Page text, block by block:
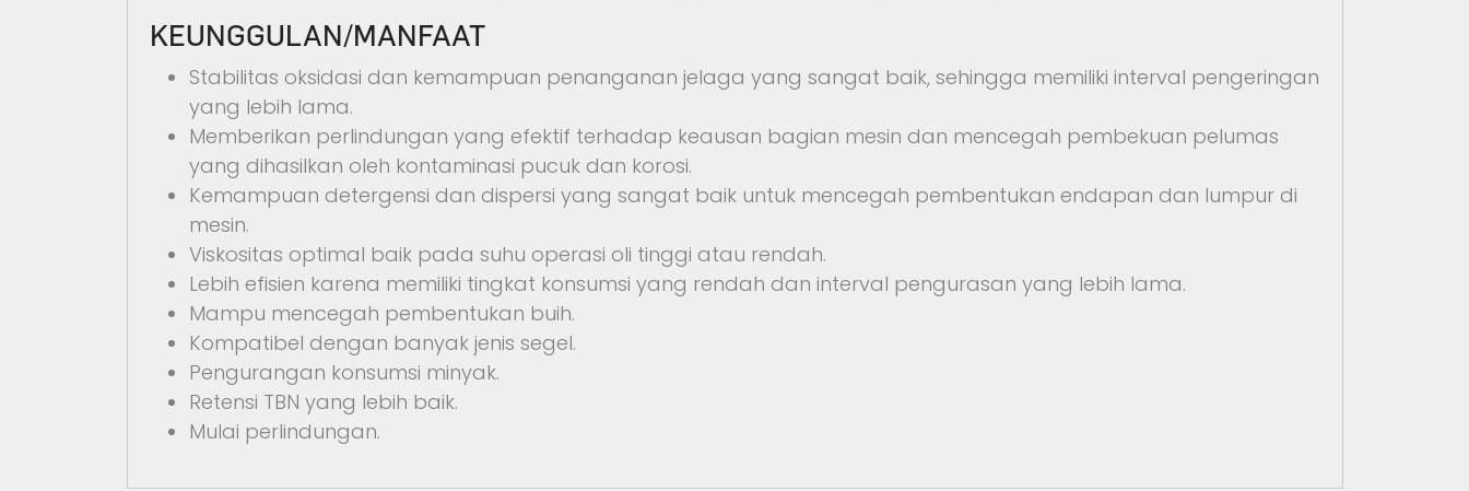
KEUNGGULAN/MANFAAT
Stabilitas oksidasi dan kemampuan penanganan jelaga yang sangat baik, sehingga memiliki interval pengeringan
yang lebih lama.
Memberikan perlindungan yang efektif terhadap keausan bagian mesin dan mencegah pembekuan pelumas
yang dihasilkan oleh kontaminasi pucuk dan korosi.
Kemampuan detergensi dan dispersi yang sangat baik untuk mencegah pembentukan endapan dan lumpur di
mesin.
Viskositas optimal baik pada suhu operasi oli tinggi atau rendah.
Lebih efisien karena memiliki tingkat konsumsi yang rendah dan interval pengurasan yang lebih lama.
Mampu mencegah pembentukan buih.
Kompatibel dengan banyak jenis segel.
Pengurangan konsumsi minyak.
Retensi TBN yang lebih baik.
Mulai perlindungan.